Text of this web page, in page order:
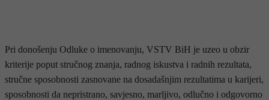
Pri donošenju Odluke o imenovanju, VSTV BiH je uzeo u obzir
kriterije poput stručnog znanja, radnog iskustva i radnih rezultata,
stručne sposobnosti zasnovane na dosadašnjim rezultatima u karijeri,
sposobnosti da nepristrano, savjesno, marljivo, odlučno i odgovorno